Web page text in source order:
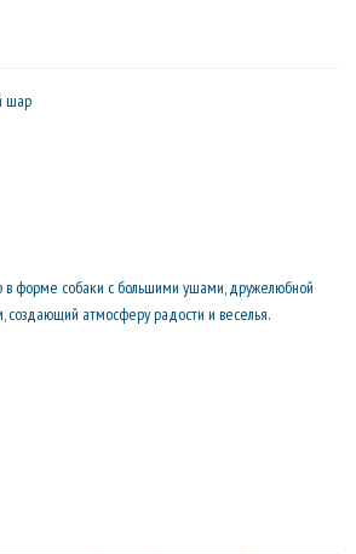
шар
в форме собаки с большими ушами, дружелюбной
создающий атмосферу радости и веселья.